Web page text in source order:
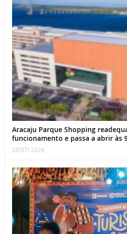
Aracaju Parque Shopping
funcionamento e passa a abrir às
28/07/ 2026